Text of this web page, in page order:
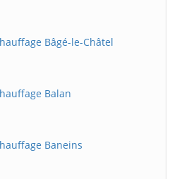
Bâgé-le-Châtel
Balan
Baneins